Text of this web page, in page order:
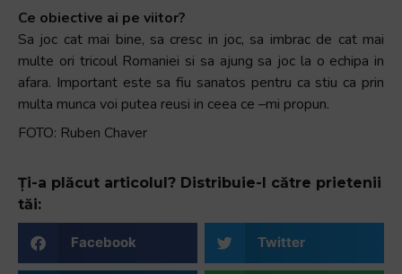
Ce obiective ai pe viitor?
Sa joc cat mai bine, sa cresc in joc, sa imbrac de cat mai
multe ori tricoul Romaniei si sa ajung sa joc la o echipa in
afara. Important este sa fiu sanatos pentru ca stiu ca prin
multa munca voi putea reusi in ceea ce –mi propun.
FOTO: Ruben Chaver
Ți-a plăcut articolul? Distribuie-l către prietenii
tăi:
Facebook Twitter